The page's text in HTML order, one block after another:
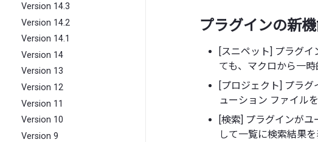
Version 14.3
Version 14.2
Version 14.1
Version 14
Version 13
Version 12
Version 11
Version 10
Version 9
プラグインの新
[スニペット] プラグ
ても、マクロから一
[プロジェクト] プラ
ューション ファイル
[検索] プラグインが
して一覧に検索結果